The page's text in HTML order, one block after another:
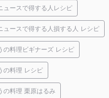
ュースで得する人レシピ
ュースで得する人損する人 レシピ
の料理ビギナーズ レシピ
の料理 レシピ
の料理 栗原はるみ